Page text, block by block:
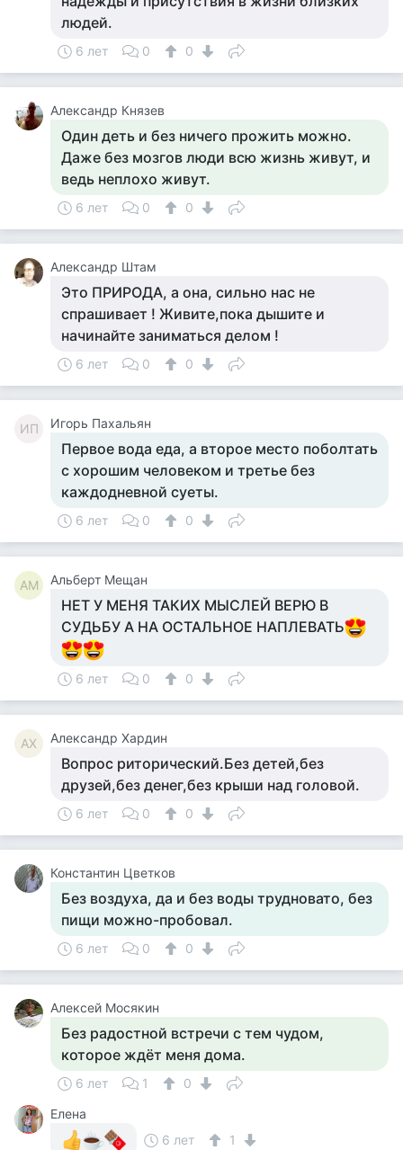
людей.
6 лет 0 0
Александр Князев
Один деть и без ничего прожить можно.
Даже без мозгов люди всю жизнь живут, и
ведь неплохо живут.
6 лет 0 0
Александр Штам
Это ПРИРОДА, а она, сильно нас не
спрашивает ! Живите,пока дышите и
начинайте заниматься делом !
6 лет 0 0
ИП Игорь Пахальян
Первое вода еда, а второе место поболтать
с хорошим человеком и третье без
каждодневной суеты.
6 лет 0 0
АМ Альберт Мещан
НЕТ У МЕНЯ ТАКИХ МЫСЛЕЙ ВЕРЮ В
СУДЬБУ А НА ОСТАЛЬНОЕ НАПЛЕВАТЬ
6 лет 0 0
АХ Александр Хардин
Вопрос риторический.Без детей,без
друзей,без денег,без крыши над головой.
6 лет 0 0
Константин Цветков
Без воздуха, да и без воды трудновато, без
пищи можно-пробовал.
6 лет 0 0
Алексей Мосякин
Без радостной встречи с тем чудом,
которое ждёт меня дома.
6 лет 1
0
Елена
6 лет
1